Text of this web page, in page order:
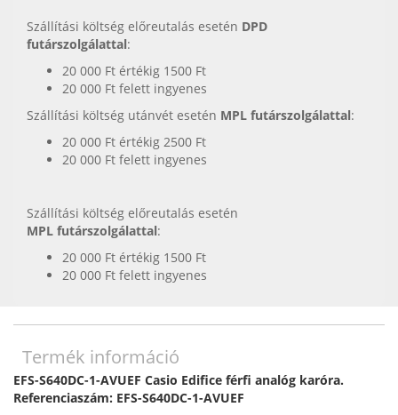
Szállítási költség előreutalás esetén DPD
futárszolgálattal:
20 000 Ft értékig 1500 Ft
20 000 Ft felett ingyenes
Szállítási költség utánvét esetén MPL futárszolgálattal:
20 000 Ft értékig 2500 Ft
20 000 Ft felett ingyenes
Szállítási költség előreutalás esetén
MPL futárszolgálattal:
20 000 Ft értékig 1500 Ft
20 000 Ft felett ingyenes
Termék információ
EFS-S640DC-1-AVUEF Casio Edifice férfi analóg karóra.
Referenciaszám: EFS-S640DC-1-AVUEF